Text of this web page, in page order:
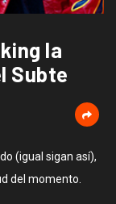
la
Subte
(igual sigan así),
del momento.